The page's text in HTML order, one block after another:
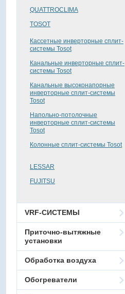
QUATTROCLIMA
TOSOT
Кассетные инверторные сплит-
системы Tosot
Канальные инверторные сплит-
системы Tosot
Канальные высоконапорные
инверторные сплит-системы
Tosot
Напольно-потолочные
инверторные сплит-системы
Tosot
Колонные сплит-системы Tosot
LESSAR
FUJITSU
VRF-СИСТЕМЫ
Приточно-вытяжные
установки
Обработка воздуха
Обогреватели